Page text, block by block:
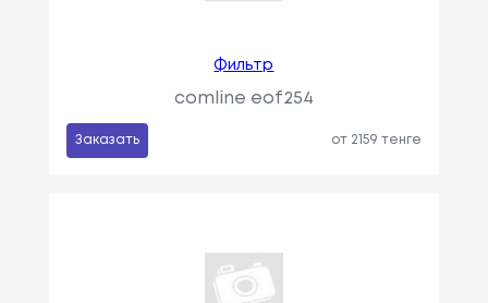
Фильтр
comline eof254
Заказать от 2159 тенге